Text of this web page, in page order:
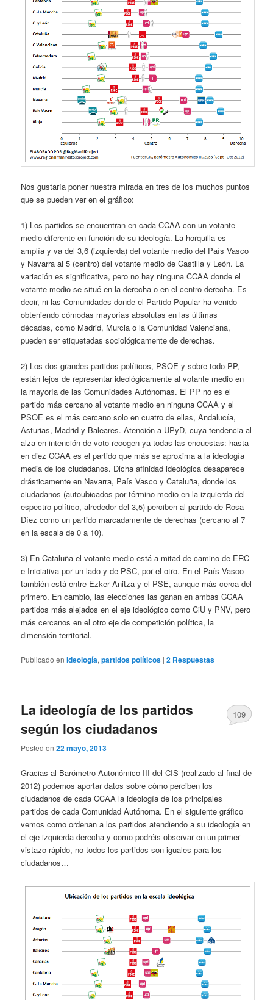
Nos gustaría poner nuestra mirada en tres de los muchos puntos
que se pueden ver en el gráfico:
1) Los partidos se encuentran en cada CCAA con un votante
medio diferente en función de su ideología. La horquilla es
amplía y va del 3,6 (izquierda) del votante medio del País Vasco
y Navarra al 5 (centro) del votante medio de Castilla y León. La
variación es significativa, pero no hay ninguna CCAA donde el
votante medio se situé en la derecha o en el centro derecha. Es
decir, ni las Comunidades donde el Partido Popular ha venido
obteniendo cómodas mayorías absolutas en las últimas
décadas, como Madrid, Murcia o la Comunidad Valenciana,
pueden ser etiquetadas sociológicamente de derechas.
2) Los dos grandes partidos políticos, PSOE y sobre todo PP,
están lejos de representar ideológicamente al votante medio en
la mayoría de las Comunidades Autónomas. El PP no es el
partido más cercano al votante medio en ninguna CCAA y el
PSOE es el más cercano solo en cuatro de ellas, Andalucía,
Asturias, Madrid y Baleares. Atención a UPyD, cuya tendencia al
alza en intención de voto recogen ya todas las encuestas: hasta
en diez CCAA es el partido que más se aproxima a la ideología
media de los ciudadanos. Dicha afinidad ideológica desaparece
drásticamente en Navarra, País Vasco y Cataluña, donde los
ciudadanos (autoubicados por término medio en la izquierda del
espectro político, alrededor del 3,5) perciben al partido de Rosa
Díez como un partido marcadamente de derechas (cercano al 7
en la escala de 0 a 10).
3) En Cataluña el votante medio está a mitad de camino de ERC
e Iniciativa por un lado y de PSC, por el otro. En el País Vasco
también está entre Ezker Anitza y el PSE, aunque más cerca del
primero. En cambio, las elecciones las ganan en ambas CCAA
partidos más alejados en el eje ideológico como CiU y PNV, pero
más cercanos en el otro eje de competición política, la
dimensión territorial.
Publicado en ideología,partidos políticos |2 Respuestas
La ideología de los partidos
según los ciudadanos
Posted on22 mayo, 2013
109
Gracias al Barómetro Autonómico III del CIS (realizado al final de
2012) podemos aportar datos sobre cómo perciben los
ciudadanos de cada CCAA la ideología de los principales
partidos de cada Comunidad Autónoma. En el siguiente gráfico
vemos como ordenan a los partidos atendiendo a su ideología en
el eje izquierda-derecha y como podréis observar en un primer
vistazo rápido, no todos los partidos son iguales para los
ciudadanos…